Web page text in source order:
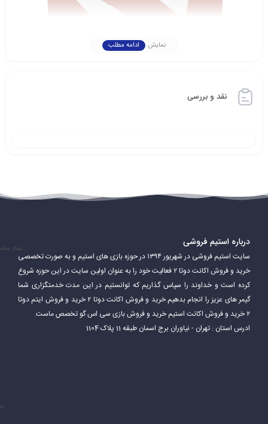
قهرمان دارای توانایی‌ها، قدرت‌ها و ضعف‌های منحصر به فرد خود است.
کنند.
دوتا 2 یک بازی بسیار پیچیده و عمیق است. بازیکنان باید مهارت‌های
مختلفی مانند هدف‌گیری، کار تیمی، استراتژی و مدیریت منابع را برای
موفقیت در بازی تقویت کنند.
نمایش ادامه مطلب
نقد و بررسی
درباره استیم فروشی
سایت استیم فروشی در شهریور ۱۳۹۴ در حوزه بازی های استیم و به صورت تخصصی
خرید و فروش اکانت دوتا ۲ فعالیت خود را به عنوان اولین سایت در این حوزه شروع
کرده است و خداوند را سپاس گذاریم که توانستیم در این مدت خدمتگزاری شما
گیمر های عزیز را انجام بدهیم.خرید و فروش اکانت دوتا ۲ خرید و فروش ایتم دوتا
۲ خرید و فروش اکانت استیم خرید و فروش بازی سی اس گو تخصص ماست.
ادرس استان : تهران - نیاوران برج اسمان طبقه 11 پلاک 1104
نماد